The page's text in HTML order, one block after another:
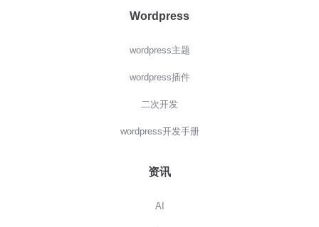
Wordpress
wordpress主题
wordpress插件
二次开发
wordpress开发手册
资讯
AI